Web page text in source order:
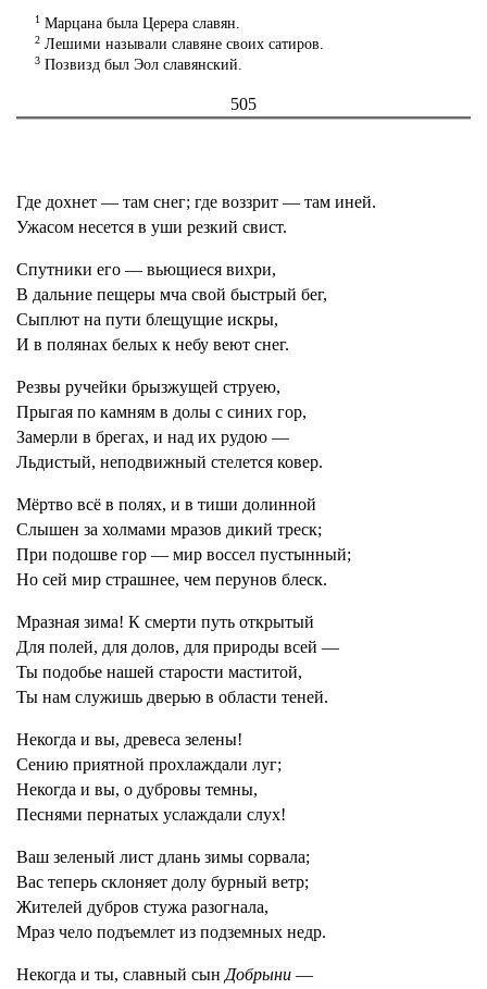
1Марцана была Церера славян.
2Лешими называли славяне своих сатиров.
3Позвизд был Эол славянский.
505
Где дохнет — там снег; где воззрит — там иней.
Ужасом несется в уши резкий свист.
Спутники его — вьющиеся вихри,
В дальние пещеры мча свой быстрый бег,
Сыплют на пути блещущие искры,
И в полянах белых к небу веют снег.
Резвы ручейки брызжущей струею,
Прыгая по камням в долы с синих гор,
Замерли в брегах, и над их рудою —
Льдистый, неподвижный стелется ковер.
Мёртво всё в полях, и в тиши долинной
Слышен за холмами мразов дикий треск;
При подошве гор — мир воссел пустынный;
Но сей мир страшнее, чем перунов блеск.
Мразная зима! К смерти путь открытый
Для полей, для долов, для природы всей —
Ты подобье нашей старости маститой,
Ты нам служишь дверью в области теней.
Некогда и вы, древеса зелены!
Сению приятной прохлаждали луг;
Некогда и вы, о дубровы темны,
Песнями пернатых услаждали слух!
Ваш зеленый лист длань зимы сорвала;
Вас теперь склоняет долу бурный ветр;
Жителей дубров стужа разогнала,
Мраз чело подъемлет из подземных недр.
Некогда и ты, славный сын Добрыни —